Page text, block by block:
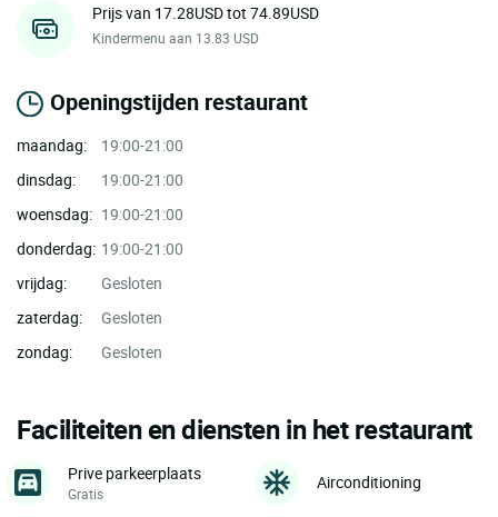
Prijs van 17.28USD tot 74.89USD
Kindermenu aan 13.83 USD
Openingstijden restaurant
maandag:
19:00-21:00
dinsdag:
19:00-21:00
woensdag: 19:00-21:00
donderdag: 19:00-21:00
vrijdag:
Gesloten
zaterdag:
Gesloten
zondag:
Gesloten
Faciliteiten en diensten in het restaurant
Prive parkeerplaats
Gratis
Airconditioning